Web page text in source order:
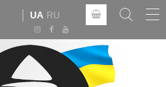
UA RU